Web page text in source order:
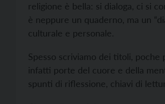
religione è bella: si dialoga, ci si
è neppure un quaderno, ma un
culturale e personale.
Spesso scriviamo dei titoli,
infatti porte del cuore e della
spunti di riflessione, chiavi di